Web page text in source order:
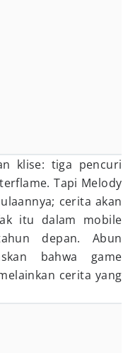
klise: tiga pencuri
Tapi Melody
cerita akan
itu dalam mobile
depan. Abun
bahwa game
cerita yang